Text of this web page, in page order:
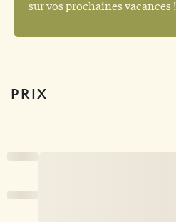
sur vos prochaines vacances !
PRIX